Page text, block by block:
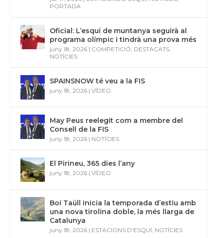
PORTADA
Oficial: L’esquí de muntanya seguirà al
programa olímpic i tindrà una prova més
juny 18, 2026 | COMPETICIÓ DESTACATS
NOTÍCIES
SPAINSNOW té veu a la FIS
juny 18, 2026 |VÍDEO
May Peus reelegit com a membre del
Consell de la FIS
juny 18, 2026 | NOTÍCIES
El Pirineu, 365 dies l’any
juny 18, 2026 |VÍDEO
Boí Taüll inicia la temporada d’estiu amb
una nova tirolina doble, la més llarga de
Catalunya
juny 18, 2026 | ESTACIONS D'ESQUÍ NOTÍCIES